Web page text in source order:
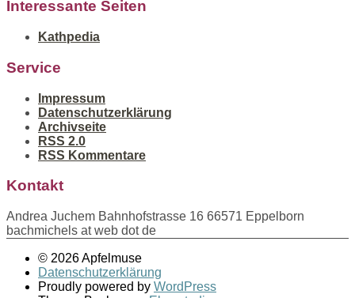
Interessante Seiten
Kathpedia
Service
Impressum
Datenschutzerklärung
Archivseite
RSS 2.0
RSS Kommentare
Kontakt
Andrea Juchem Bahnhofstrasse 16 66571 Eppelborn
bachmichels at web dot de
© 2026 Apfelmuse
Datenschutzerklärung
Proudly powered by WordPress